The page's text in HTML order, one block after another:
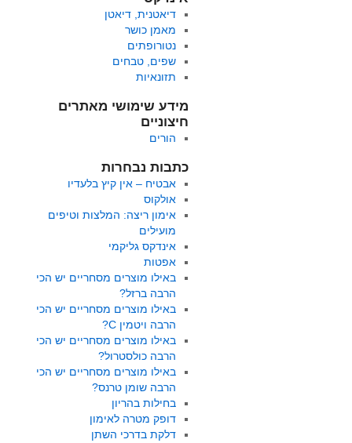
דיאטנית, דיאטן
מאמן כושר
נטורופתים
שפים, טבחים
תזונאיות
מידע שימושי מאתרים
חיצוניים
הורים
כתבות נבחרות
אבטיח – אין קיץ בלעדיו
אולקוס
אימון ריצה: המלצות וטיפים
מועילים
אינדקס גליקמי
אפטות
באילו מוצרים מסחריים יש הכי
הרבה ברזל?
באילו מוצרים מסחריים יש הכי
הרבה ויטמין C?
באילו מוצרים מסחריים יש הכי
הרבה כולסטרול?
באילו מוצרים מסחריים יש הכי
הרבה שומן טרנס?
בחילות בהריון
דופק מטרה לאימון
דלקת בדרכי השתן